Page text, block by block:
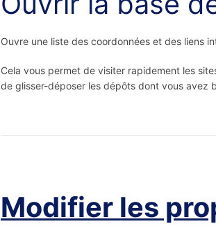
Ouvre une liste des coordonnées et des liens
Cela vous permet de visiter rapidement les
de glisser-déposer les dépôts dont vous avez
Modifier les